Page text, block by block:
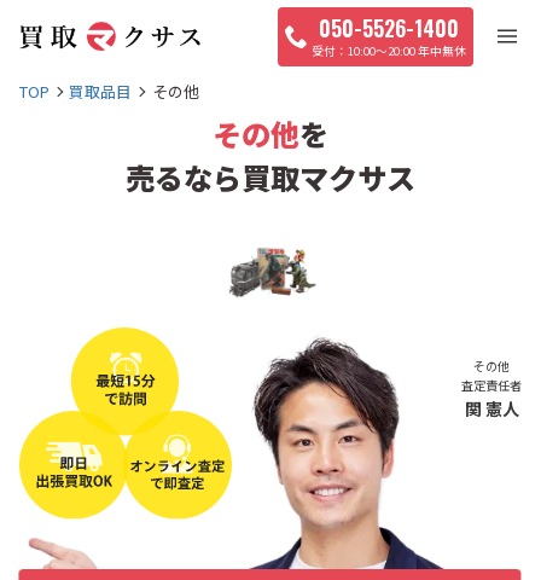
050-5526-1400
10:00〜20:00 年中無休
TOP 買取品目 その他
その他を
売るなら買取マクサス
その他
査定責任者
関 憲人